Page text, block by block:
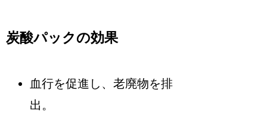
炭酸パックの効果
血行を促進し、老廃物を排
出。